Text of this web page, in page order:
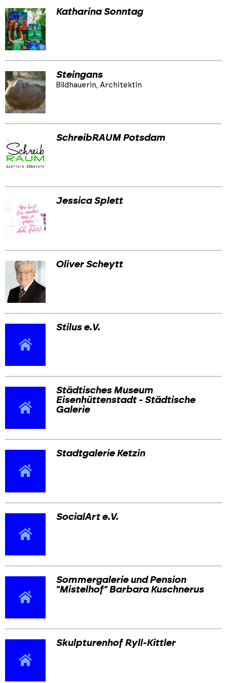
Katharina Sonntag
Steingans
Bildhauerin, Architektin
SchreibRAUM Potsdam
Jessica Splett
Oliver Scheytt
Stilus e.V.
Städtisches Museum
Eisenhüttenstadt - Städtische
Galerie
Stadtgalerie Ketzin
SocialArt e.V.
Sommergalerie und Pension
"Mistelhof" Barbara Kuschnerus
Skulpturenhof Ryll-Kittler